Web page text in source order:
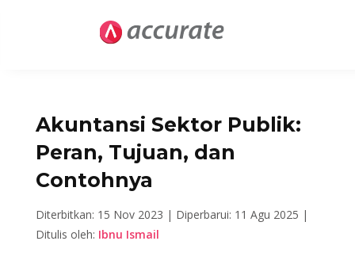
Akuntansi Sektor Publik:
Peran, Tujuan, dan
Contohnya
Diterbitkan: 15 Nov 2023 | Diperbarui: 11 Agu 2025 |
Ditulis oleh: Ibnu Ismail